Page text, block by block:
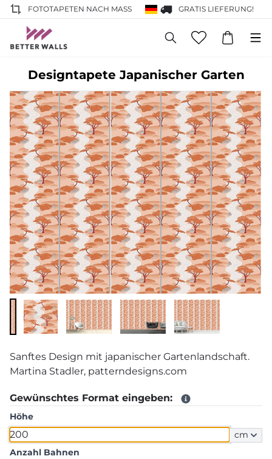
FOTOTAPETEN NACH MASS GRATIS LIEFERUNG!
Designtapete Japanischer Garten
Sanftes Design mit japanischer Gartenlandschaft.
Martina Stadler, patterndesigns.com
Gewünschtes Format eingeben:
Höhe
cm
Anzahl Bahnen